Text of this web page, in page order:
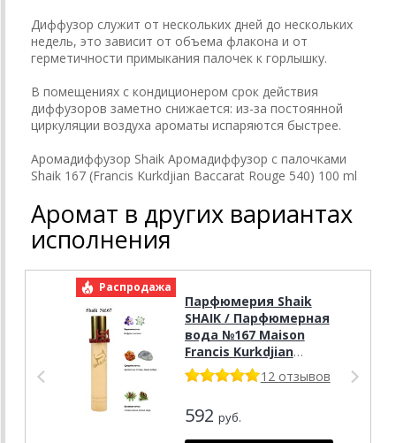
Диффузор служит от нескольких дней до нескольких
недель, это зависит от объема флакона и от
герметичности примыкания палочек к горлышку.
В помещениях с кондиционером срок действия
диффузоров заметно снижается: из-за постоянной
циркуляции воздуха ароматы испаряются быстрее.
Аромадиффузор Shaik Аромадиффузор с палочками
Shaik 167 (Francis Kurkdjian Baccarat Rouge 540) 100 ml
Аромат в других вариантах
исполнения
Распродажа
Парфюмерия Shaik
SHAIK / Парфюмерная
вода №167 Maison
Francis Kurkdjian
Baccarat Rouage 540
20мл
12 отзывов
592 руб.